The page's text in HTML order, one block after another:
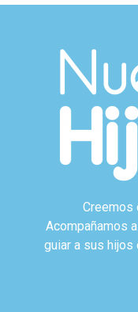
Creemos
Acompañamos
guiar a sus hijos